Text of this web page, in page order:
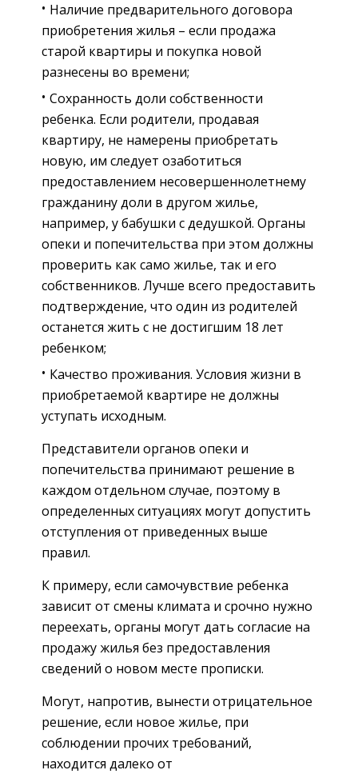
Наличие предварительного договора
приобретения жилья – если продажа
старой квартиры и покупка новой
разнесены во времени;
Сохранность доли собственности
ребенка. Если родители, продавая
квартиру, не намерены приобретать
новую, им следует озаботиться
предоставлением несовершеннолетнему
гражданину доли в другом жилье,
например, у бабушки с дедушкой. Органы
опеки и попечительства при этом должны
проверить как само жилье, так и его
собственников. Лучше всего предоставить
подтверждение, что один из родителей
останется жить с не достигшим 18 лет
ребенком;
Качество проживания. Условия жизни в
приобретаемой квартире не должны
уступать исходным.
Представители органов опеки и
попечительства принимают решение в
каждом отдельном случае, поэтому в
определенных ситуациях могут допустить
отступления от приведенных выше
правил.
К примеру, если самочувствие ребенка
зависит от смены климата и срочно нужно
переехать, органы могут дать согласие на
продажу жилья без предоставления
сведений о новом месте прописки.
Могут, напротив, вынести отрицательное
решение, если новое жилье, при
соблюдении прочих требований,
находится далеко от